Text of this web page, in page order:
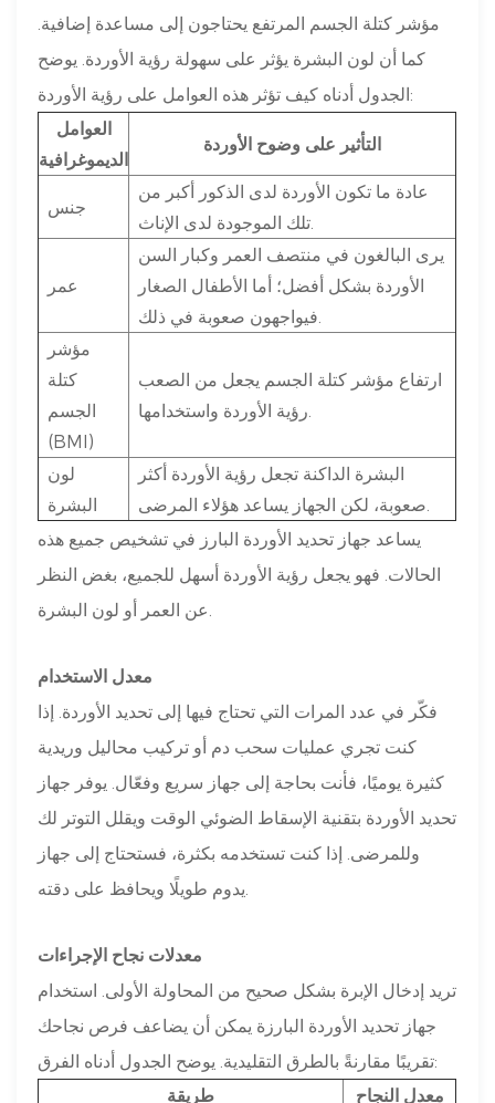
مؤشر كتلة الجسم المرتفع يحتاجون إلى مساعدة إضافية.
كما أن لون البشرة يؤثر على سهولة رؤية الأوردة. يوضح
الجدول أدناه كيف تؤثر هذه العوامل على رؤية الأوردة:
العوامل
الديموغرافية
التأثير على وضوح الأوردة
جنس
عادة ما تكون الأوردة لدى الذكور أكبر من
عمر
يرى البالغون في منتصف العمر وكبار السن
الأوردة بشكل أفضل؛ أما الأطفال الصغار
مؤشر
كتلة
الجسم
(BMI)
ارتفاع مؤشر كتلة الجسم يجعل من الصعب
لون
البشرة
البشرة الداكنة تجعل رؤية الأوردة أكثر
يساعد جهاز تحديد الأوردة البارز في تشخيص جميع هذه
الحالات. فهو يجعل رؤية الأوردة أسهل للجميع، بغض النظر
معدل الاستخدام
فكّر في عدد المرات التي تحتاج فيها إلى تحديد الأوردة. إذا
كنت تجري عمليات سحب دم أو تركيب محاليل وريدية
كثيرة يوميًا، فأنت بحاجة إلى جهاز سريع وفعّال. يوفر جهاز
تحديد الأوردة بتقنية الإسقاط الضوئي الوقت ويقلل التوتر لك
وللمرضى. إذا كنت تستخدمه بكثرة، فستحتاج إلى جهاز
معدلات نجاح الإجراءات
تريد إدخال الإبرة بشكل صحيح من المحاولة الأولى. استخدام
جهاز تحديد الأوردة البارزة يمكن أن يضاعف فرص نجاحك
تقريبًا مقارنةً بالطرق التقليدية. يوضح الجدول أدناه الفرق:
طريقة
معدل النجاح